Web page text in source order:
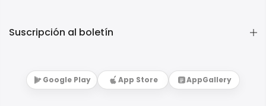
Suscripción al boletín
Google Play App Store AppGallery